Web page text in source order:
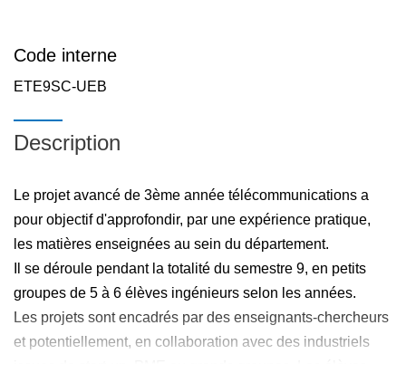
Code interne
ETE9SC-UEB
Description
Le projet avancé de 3ème année télécommunications a
pour objectif d'approfondir, par une expérience pratique,
les matières enseignées au sein du département.
Il se déroule pendant la totalité du semestre 9, en petits
groupes de 5 à 6 élèves ingénieurs selon les années.
Les projets sont encadrés par des enseignants-chercheurs
et potentiellement, en collaboration avec des industriels